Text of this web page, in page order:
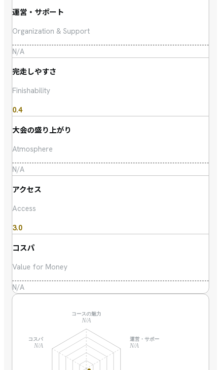
運営・サポート
Organization & Support
N/A
完走しやすさ
Finishability
0.4
大会の盛り上がり
Atmosphere
N/A
アクセス
Access
3.0
コスパ
Value for Money
N/A
コースの魅力
N/A
運営・サポート
N/A
コスパ
N/A